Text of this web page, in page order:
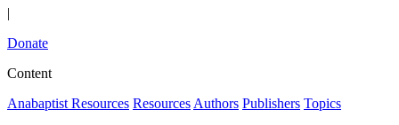
|
Donate
Content
Anabaptist Resources Resources Authors Publishers Topics